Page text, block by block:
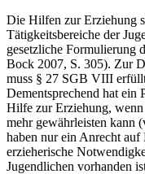
Die Hilfen zur Erziehung
Tätigkeitsbereiche der
gesetzliche Formulierung
Bock 2007, S. 305). Zur
muss § 27 SGB VIII
Dementsprechend hat ein
Hilfe zur Erziehung, wenn
mehr gewährleisten kann
haben nur ein Anrecht
erzieherische
Jugendlichen vorhanden